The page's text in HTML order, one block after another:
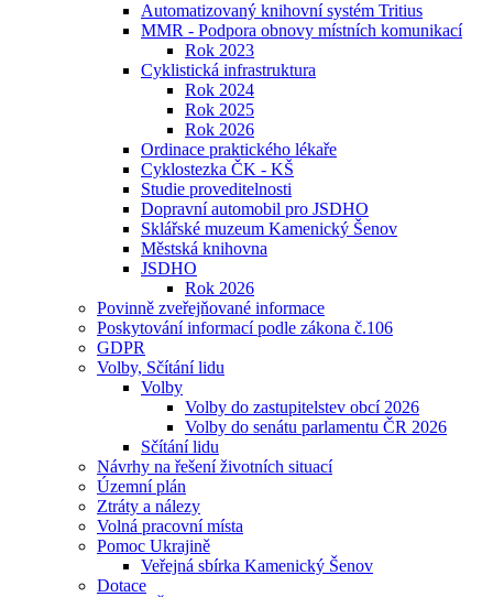
Automatizovaný knihovní systém Tritius
MMR - Podpora obnovy místních komunikací
Rok 2023
Cyklistická infrastruktura
Rok 2024
Rok 2025
Rok 2026
Ordinace praktického lékaře
Cyklostezka ČK - KŠ
Studie proveditelnosti
Dopravní automobil pro JSDHO
Sklářské muzeum Kamenický Šenov
Městská knihovna
JSDHO
Rok 2026
Povinně zveřejňované informace
Poskytování informací podle zákona č.106
GDPR
Volby, Sčítání lidu
Volby
Volby do zastupitelstev obcí 2026
Volby do senátu parlamentu ČR 2026
Sčítání lidu
Návrhy na řešení životních situací
Územní plán
Ztráty a nálezy
Volná pracovní místa
Pomoc Ukrajině
Veřejná sbírka Kamenický Šenov
Dotace